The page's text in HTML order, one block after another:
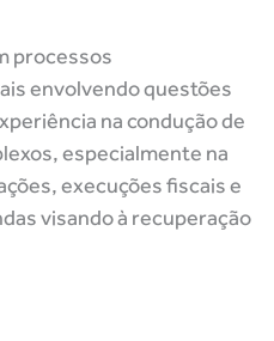
processos
envolvendo questões
na condução de
especialmente na
execuções fiscais e
visando à recuperação